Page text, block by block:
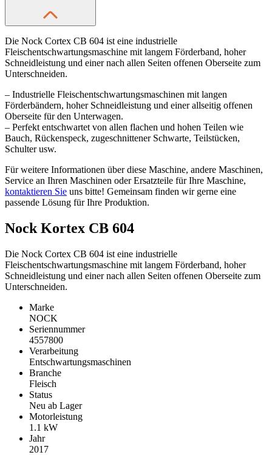
Die Nock Cortex CB 604 ist eine industrielle
Fleischentschwartungsmaschine mit langem Förderband, hoher
Schneidleistung und einer nach allen Seiten offenen Oberseite zum
Unterschneiden.
– Industrielle Fleischentschwartungsmaschinen mit langen
Förderbändern, hoher Schneidleistung und einer allseitig offenen
Oberseite für den Unterwagen.
– Perfekt entschwartet von allen flachen und hohen Teilen wie
Bauch, Rückenspeck, zugeschnittener Schwarte, Teilstücken,
Schulter usw.
Für weitere Informationen über diese Maschine, andere Maschinen,
Service an Ihren Maschinen oder Ersatzteile für Ihre Maschine,
kontaktieren Sie uns bitte! Gemeinsam finden wir gerne eine
passende Lösung für Ihre Produktion.
Nock Kortex CB 604
Die Nock Cortex CB 604 ist eine industrielle
Fleischentschwartungsmaschine mit langem Förderband, hoher
Schneidleistung und einer nach allen Seiten offenen Oberseite zum
Unterschneiden.
Marke
NOCK
Seriennummer
4557800
Verarbeitung
Entschwartungsmaschinen
Branche
Fleisch
Status
Neu ab Lager
Motorleistung
1.1 kW
Jahr
2017